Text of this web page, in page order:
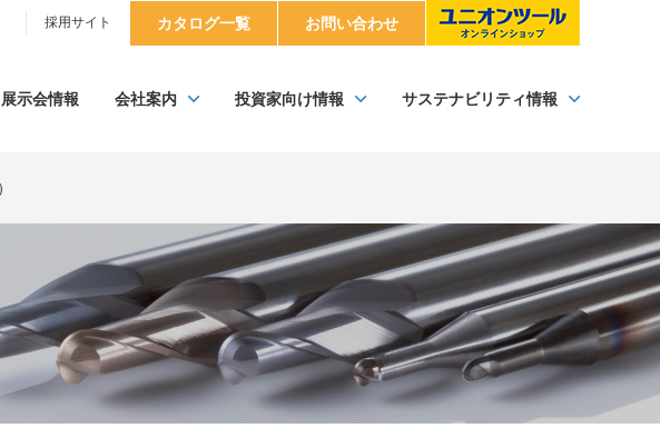
採用サイト カタログ一覧 お問い合わせ
展示会情報 会社案内 投資家向け情報 サステナビリティ情報